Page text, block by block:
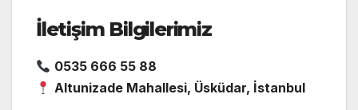
İletişim Bilgilerimiz
0535 666 55 88
Altunizade Mahallesi, Üsküdar, İstanbul